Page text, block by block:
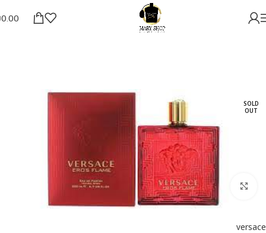
0.00
SOLD
OUT
להגדלת התמונה
versace